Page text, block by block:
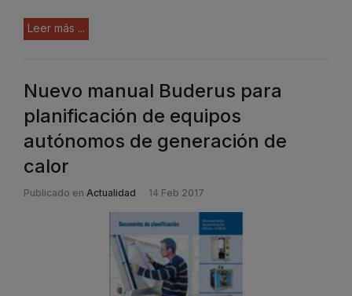
Leer más ...
Nuevo manual Buderus para
planificación de equipos
autónomos de generación de
calor
Publicado en Actualidad 14 Feb 2017